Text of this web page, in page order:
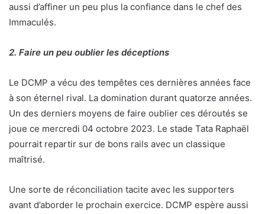
aussi d’affiner un peu plus la confiance dans le chef des
Immaculés.
2. Faire un peu oublier les déceptions
Le DCMP a vécu des tempêtes ces dernières années face
à son éternel rival. La domination durant quatorze années.
Un des derniers moyens de faire oublier ces déroutés se
joue ce mercredi 04 octobre 2023. Le stade Tata Raphaël
pourrait repartir sur de bons rails avec un classique
maîtrisé.
Une sorte de réconciliation tacite avec les supporters
avant d’aborder le prochain exercice. DCMP espère aussi